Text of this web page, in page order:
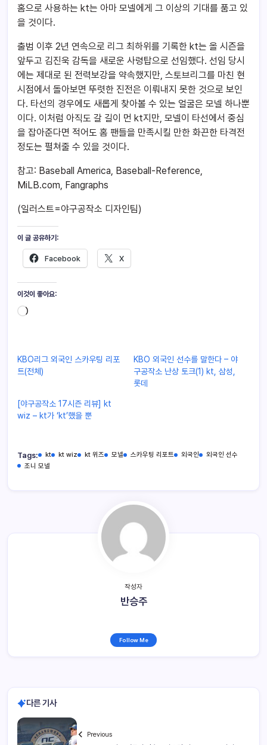
홈으로 사용하는 kt는 아마 모넬에게 그 이상의 기대를 품고 있
을 것이다.
출범 이후 2년 연속으로 리그 최하위를 기록한 kt는 올 시즌을
앞두고 김진욱 감독을 새로운 사령탑으로 선임했다. 선임 당시
에는 제대로 된 전력보강을 약속했지만, 스토브리그를 마친 현
시점에서 돌아보면 뚜렷한 진전은 이뤄내지 못한 것으로 보인
다. 타선의 경우에도 새롭게 찾아볼 수 있는 얼굴은 모넬 하나뿐
이다. 이처럼 아직도 갈 길이 먼 kt지만, 모넬이 타선에서 중심
을 잡아준다면 적어도 홈 팬들을 만족시킬 만한 화끈한 타격전
정도는 펼쳐줄 수 있을 것이다.
참고: Baseball America, Baseball-Reference,
MiLB.com, Fangraphs
(일러스트=야구공작소 디자인팀)
이 글 공유하기:
Facebook X
이것이 좋아요:
KBO리그 외국인 스카우팅 리포
트(전체)
KBO 외국인 선수를 말한다 – 야
구공작소 난상 토크(1) kt, 삼성,
롯데
[야구공작소 17시즌 리뷰] kt
wiz – kt가 ‘kt’했을 뿐
Tags: kt kt wiz kt 위즈 모넬 스카우팅 리포트 외국인
외국인 선수
조니 모넬
작성자
반승주
Follow Me
다른 기사
Previous